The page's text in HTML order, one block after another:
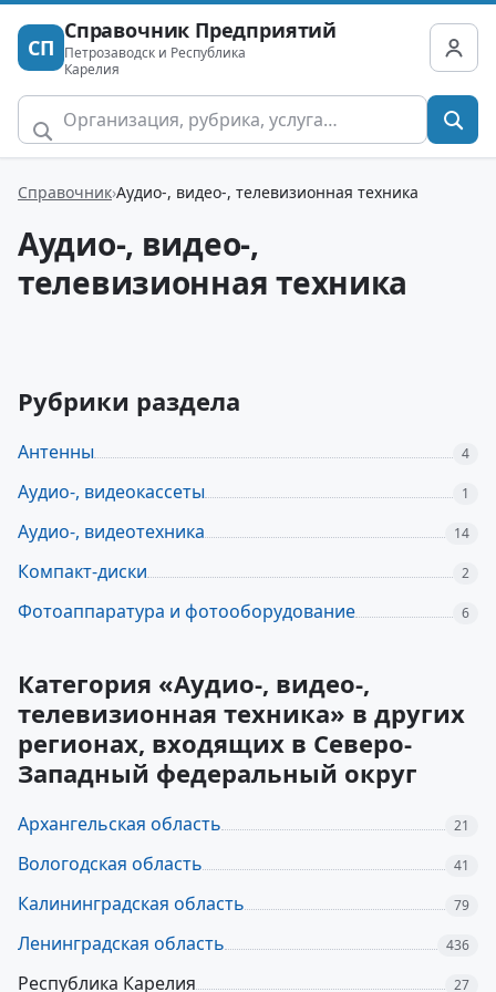
СП
Справочник Предприятий
Петрозаводск и Республика
Карелия
Справочник Аудио-, видео-, телевизионная техника
Аудио-, видео-,
телевизионная техника
Рубрики раздела
Антенны 4
Аудио-, видеокассеты 1
Аудио-, видеотехника 14
Компакт-диски 2
Фотоаппаратура и фотооборудование 6
Категория «Аудио-, видео-,
телевизионная техника» в других
регионах, входящих в Северо-
Западный федеральный округ
Архангельская область 21
Вологодская область 41
Калининградская область 79
Ленинградская область 436
Республика Карелия 27